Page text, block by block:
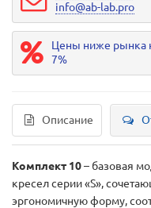
info@ab-lab.pro
Цены ниже рынка
7%
Описание
Комплект 10– базовая
кресел серии «S»,
эргономичную форму,